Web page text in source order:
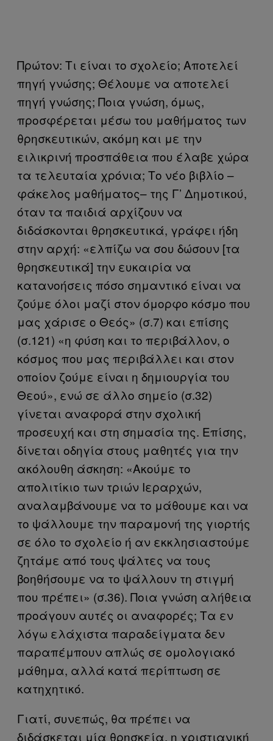
Πρώτον: Τι είναι το σχολείο; Αποτελεί
πηγή γνώσης; Θέλουμε να αποτελεί
πηγή γνώσης; Ποια γνώση, όμως,
προσφέρεται μέσω του μαθήματος των
θρησκευτικών, ακόμη και με την
ειλικρινή προσπάθεια που έλαβε χώρα
τα τελευταία χρόνια; Το νέο βιβλίο –
φάκελος μαθήματος– της Γ’ Δημοτικού,
όταν τα παιδιά αρχίζουν να
διδάσκονται θρησκευτικά, γράφει ήδη
στην αρχή: «ελπίζω να σου δώσουν [τα
θρησκευτικά] την ευκαιρία να
κατανοήσεις πόσο σημαντικό είναι να
ζούμε όλοι μαζί στον όμορφο κόσμο που
μας χάρισε ο Θεός» (σ.7) και επίσης
(σ.121) «η φύση και το περιβάλλον, ο
κόσμος που μας περιβάλλει και στον
οποίον ζούμε είναι η δημιουργία του
Θεού», ενώ σε άλλο σημείο (σ.32)
γίνεται αναφορά στην σχολική
προσευχή και στη σημασία της. Επίσης,
δίνεται οδηγία στους μαθητές για την
ακόλουθη άσκηση: «Ακούμε το
απολιτίκιο των τριών Ιεραρχών,
αναλαμβάνουμε να το μάθουμε και να
το ψάλλουμε την παραμονή της γιορτής
σε όλο το σχολείο ή αν εκκλησιαστούμε
ζητάμε από τους ψάλτες να τους
βοηθήσουμε να το ψάλλουν τη στιγμή
που πρέπει» (σ.36). Ποια γνώση αλήθεια
προάγουν αυτές οι αναφορές; Τα εν
λόγω ελάχιστα παραδείγματα δεν
παραπέμπουν απλώς σε ομολογιακό
μάθημα, αλλά κατά περίπτωση σε
κατηχητικό.
Γιατί, συνεπώς, θα πρέπει να
διδάσκεται μία θρησκεία, η χριστιανική